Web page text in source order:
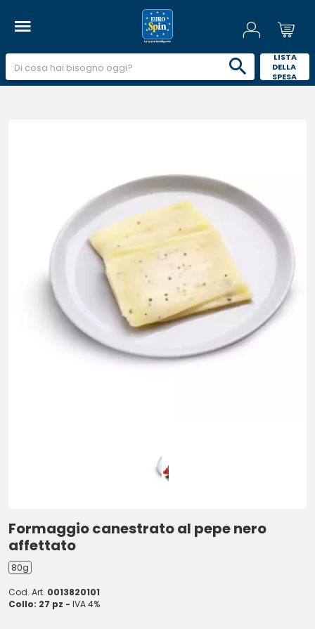
LISTA
DELLA
SPESA
Formaggio canestrato al pepe nero
affettato
80g
Cod. Art. 0013820101
Collo: 27 pz - IVA 4%